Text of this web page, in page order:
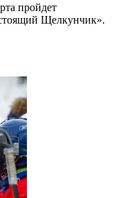
пройдет
Щелкунчик».